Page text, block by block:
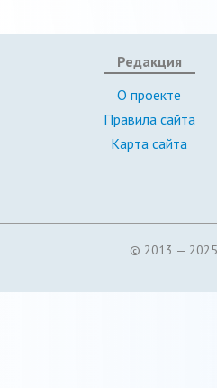
Редакция
О проекте
Правила сайта
Карта сайта
© 2013 — 2025